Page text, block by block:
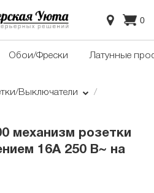
0
Обои/Фрески Латунные
Выключатели
механизм розетки
16А 250 В~ на